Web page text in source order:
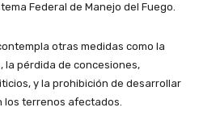
Federal de Manejo del Fuego.
otras medidas como la
la pérdida de concesiones,
y la prohibición de desarrollar
los terrenos afectados.